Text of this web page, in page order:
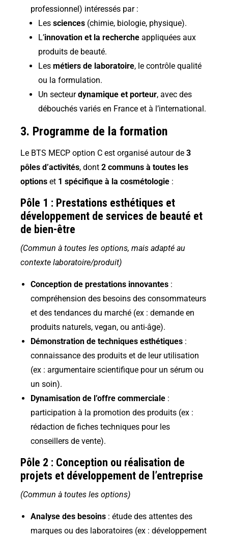
professionnel) intéressés par :
Les sciences (chimie, biologie, physique).
L’innovation et la recherche appliquées aux
produits de beauté.
Les métiers de laboratoire, le contrôle qualité
ou la formulation.
Un secteurdynamique et porteur, avec des
débouchés variés en France et à l’international.
3. Programme de la formation
Le BTS MECP option C est organisé autour de 3
pôles d’activités, dont 2 communs à toutes les
options et 1 spécifique à la cosmétologie :
Pôle 1 : Prestations esthétiques et
développement de services de beauté et
de bien-être
(Commun à toutes les options, mais adapté au
contexte laboratoire/produit)
Conception de prestations innovantes :
compréhension des besoins des consommateurs
et des tendances du marché (ex : demande en
produits naturels, vegan, ou anti-âge).
Démonstration de techniques esthétiques :
connaissance des produits et de leur utilisation
(ex : argumentaire scientifique pour un sérum ou
un soin).
Dynamisation de l’offre commerciale :
participation à la promotion des produits (ex :
rédaction de fiches techniques pour les
conseillers de vente).
Pôle 2 : Conception ou réalisation de
projets et développement de l’entreprise
(Commun à toutes les options)
Analyse des besoins : étude des attentes des
marques ou des laboratoires (ex : développement